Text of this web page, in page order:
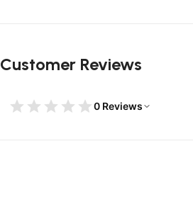
Customer Reviews
0 Reviews